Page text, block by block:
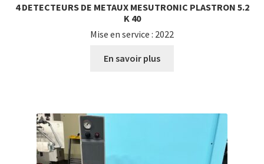
4 DETECTEURS DE METAUX MESUTRONIC PLASTRON 5.2
K 40
Mise en service : 2022
En savoir plus